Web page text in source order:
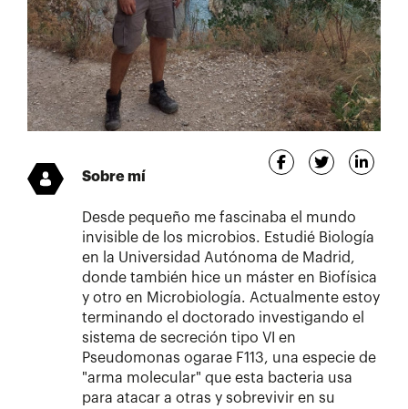
Sobre mí
Desde pequeño me fascinaba el mundo
invisible de los microbios. Estudié Biología
en la Universidad Autónoma de Madrid,
donde también hice un máster en Biofísica
y otro en Microbiología. Actualmente estoy
terminando el doctorado investigando el
sistema de secreción tipo VI en
Pseudomonas ogarae F113, una especie de
"arma molecular" que esta bacteria usa
para atacar a otras y sobrevivir en su